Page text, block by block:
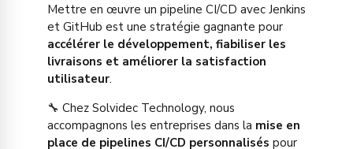
Mettre en œuvre un pipeline CI/CD avec Jenkins
et GitHub est une stratégie gagnante pour
accélérer le développement, fiabiliser les
livraisons et améliorer la satisfaction
utilisateur.
🔧 Chez Solvidec Technology, nous
accompagnons les entreprises dans la mise en
place de pipelines CI/CD personnalisés pour